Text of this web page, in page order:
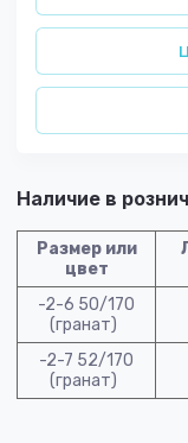
Наличие в
Размер или
цвет
-2-6 50/170
(гранат)
-2-7 52/170
(гранат)